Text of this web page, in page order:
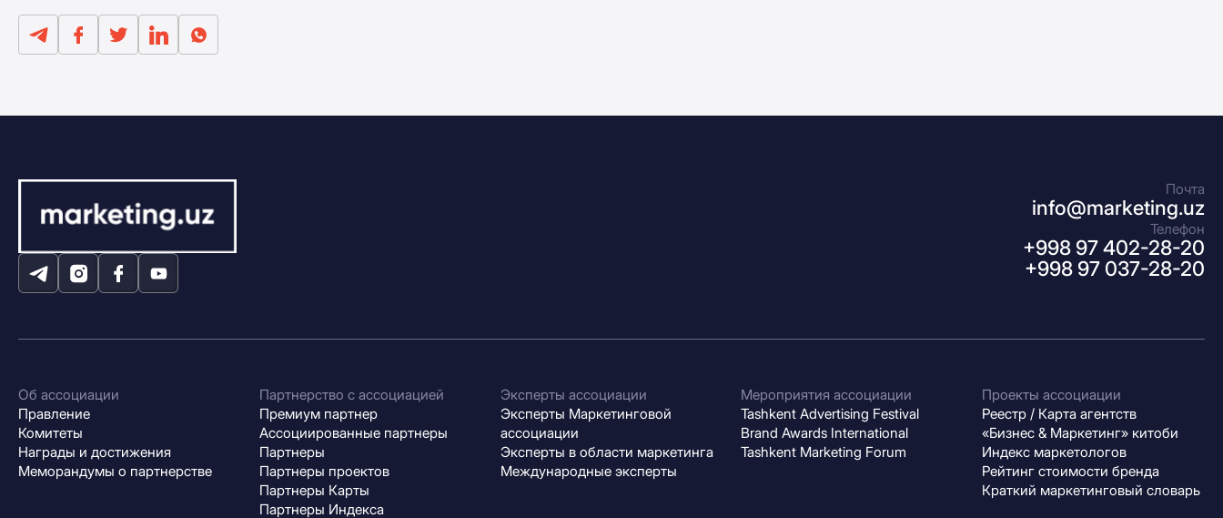
Почта
info@marketing.uz
Телефон
+998 97 402-28-20
+998 97 037-28-20
Об ассоциации
Правление
Комитеты
Награды и достижения
Меморандумы о партнерстве
Партнерство с ассоциацией
Премиум партнер
Ассоциированные партнеры
Партнеры
Партнеры проектов
Партнеры Карты
Партнеры Индекса
Эксперты ассоциации
Эксперты Маркетинговой
ассоциации
Эксперты в области маркетинга
Международные эксперты
Мероприятия ассоциации
Tashkent Advertising Festival
Brand Awards International
Tashkent Marketing Forum
Проекты ассоциации
Реестр / Карта агентств
«Бизнес & Маркетинг» китоби
Индекс маркетологов
Рейтинг стоимости бренда
Краткий маркетинговый словарь